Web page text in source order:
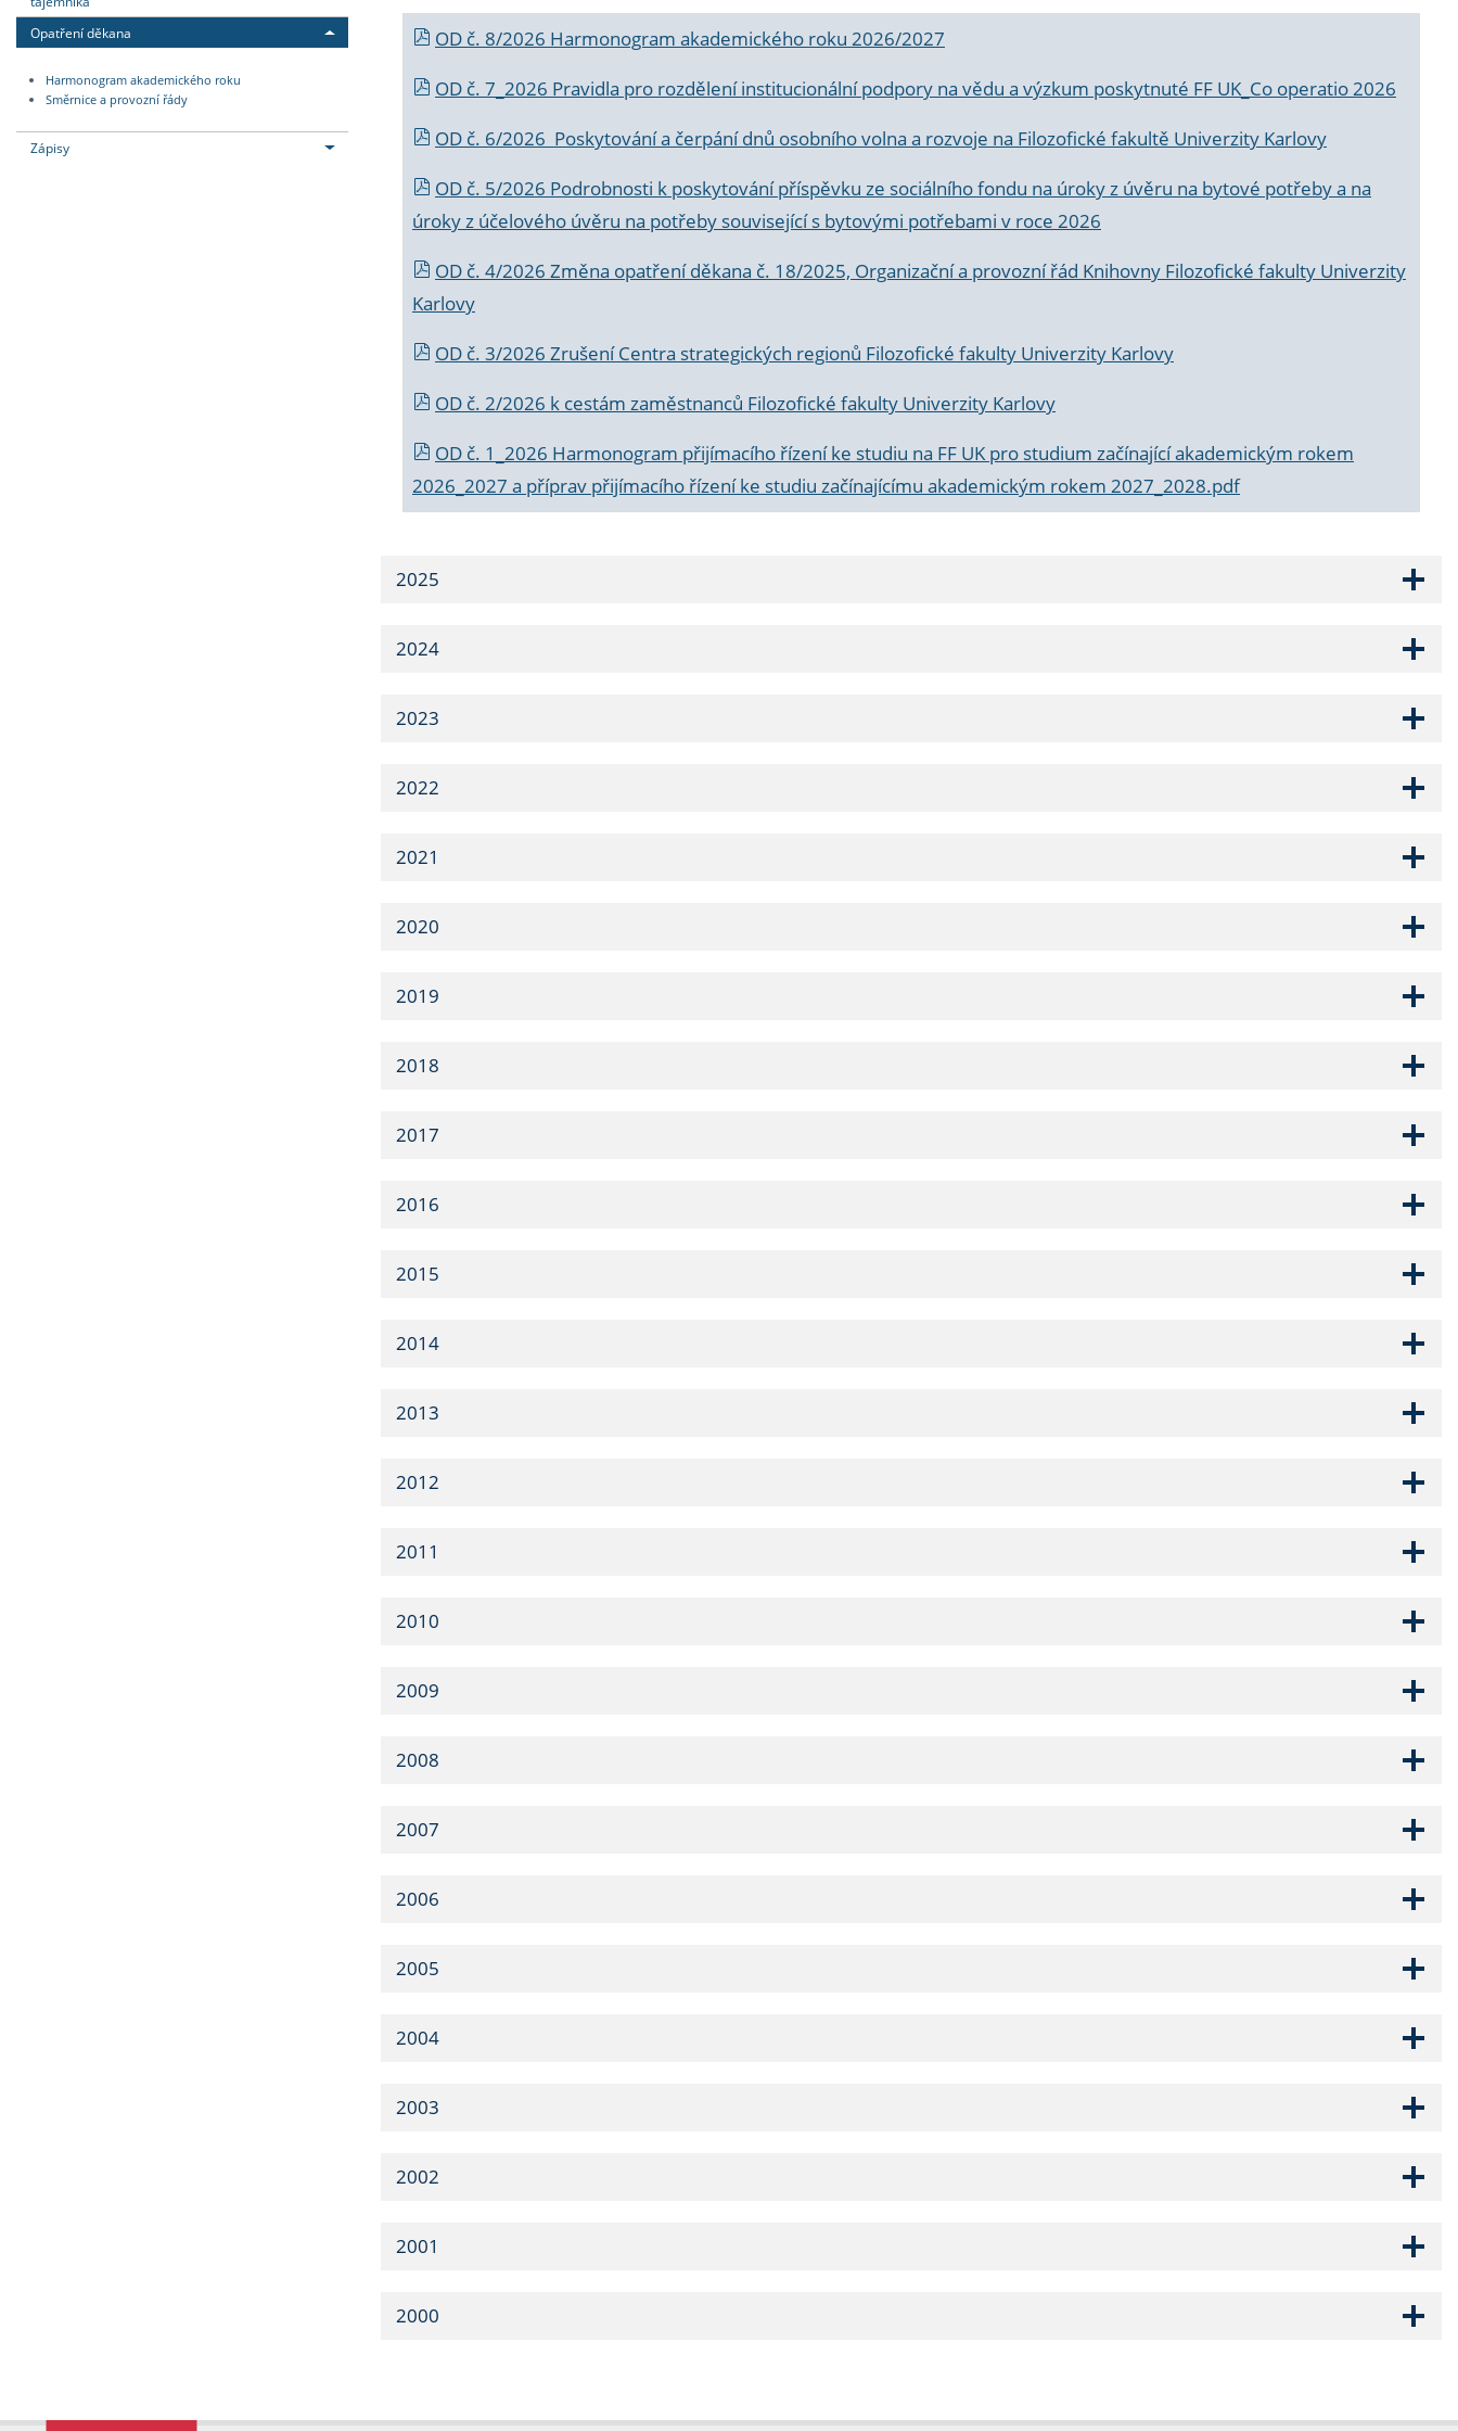
Opatření děkana
Harmonogram akademického roku
Směrnice a provozní řády
Zápisy
OD č. 8/2026 Harmonogram akademického roku 2026/2027
OD č. 7_2026 Pravidla pro rozdělení institucionální podpory na vědu a výzkum poskytnuté FF UK_Co operatio 2026
OD č. 6/2026 Poskytování a čerpání dnů osobního volna a rozvoje na Filozofické fakultě Univerzity Karlovy
OD č. 5/2026 Podrobnosti k poskytování příspěvku ze sociálního fondu na úroky z úvěru na bytové potřeby a na
úroky z účelového úvěru na potřeby související s bytovými potřebami v roce 2026
OD č. 4/2026 Změna opatření děkana č. 18/2025, Organizační a provozní řád Knihovny Filozofické fakulty Univerzity
Karlovy
OD č. 3/2026 Zrušení Centra strategických regionů Filozofické fakulty Univerzity Karlovy
OD č. 2/2026 k cestám zaměstnanců Filozofické fakulty Univerzity Karlovy
OD č. 1_2026 Harmonogram přijímacího řízení ke studiu na FF UK pro studium začínající akademickým rokem
2026_2027 a příprav přijímacího řízení ke studiu začínajícímu akademickým rokem 2027_2028.pdf
2025
2024
2023
2022
2021
2020
2019
2018
2017
2016
2015
2014
2013
2012
2011
2010
2009
2008
2007
2006
2005
2004
2003
2002
2001
2000